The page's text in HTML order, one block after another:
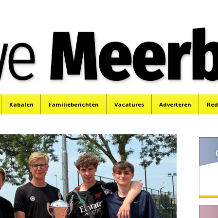
Kabalen Familieberichten Vacatures Adverteren